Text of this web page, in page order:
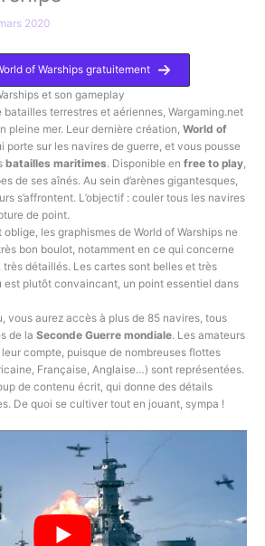
2020
of Warships gratuitement
et son gameplay
batailles terrestres et aériennes, Wargaming.net
pleine mer. Leur dernière création, World of
porte sur les navires de guerre, et vous pousse
batailles maritimes. Disponible en free to play,
de ses aînés. Au sein d’arènes gigantesques,
s’affrontent. L’objectif : couler tous les navires
de point.
les graphismes de World of Warships ne
bon boulot, notamment en ce qui concerne
très détaillés. Les cartes sont belles et très
est plutôt convaincant, un point essentiel dans
vous aurez accès à plus de 85 navires, tous
de la Seconde Guerre mondiale. Les amateurs
compte, puisque de nombreuses flottes
Française, Anglaise…) sont représentées.
de contenu écrit, qui donne des détails
De quoi se cultiver tout en jouant, sympa !